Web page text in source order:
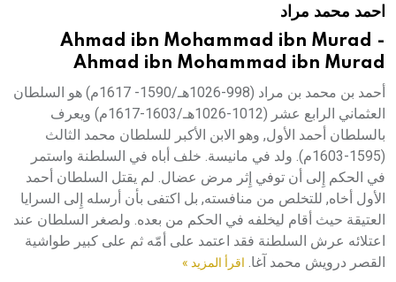
هيئة الموسوعة العربية تطلق موسوعات جديدة في عام 2026احمد محمد مراد
Ahmad ibn Mohammad ibn Murad -
Ahmad ibn Mohammad ibn Murad
أحمد بن محمد بن مراد (998-1026هـ/1590- 1617م) هو السلطان
العثماني الرابع عشر (1012-1026هـ/1603-1617م) ويعرف
بالسلطان أحمد الأول, وهو الابن الأكبر للسلطان محمد الثالث
(1595-1603م). ولد في مانيسة. خلف أباه في السلطنة واستمر
في الحكم إِلى أن توفي إِثر مرض عضال. لم يقتل السلطان أحمد
الأول أخاه, للتخلص من منافسته, بل اكتفى بأن أرسله إِلى السرايا
العتيقة حيث أقام ليخلفه في الحكم من بعده. ولصغر السلطان عند
اعتلائه عرش السلطنة فقد اعتمد على أمّه ثم على كبير طواشية
القصر درويش محمد آغا. اقرأ المزيد »